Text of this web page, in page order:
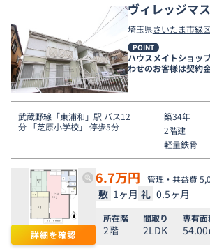
ヴィレッジマ
埼玉県さいたま市緑区
POINT
ハウスメイトショッ
わせのお客様は契約
開始のみ
武蔵野線 「東浦和 」駅 バス12
分 「芝原小学校」 停歩5分
築34年
2階建
軽量鉄骨
詳細を確認
6.7万円 管理・共益費
敷 1ヶ月 礼 0.5ヶ月
所在階
2階
間取り
2LDK
専有面
54.00